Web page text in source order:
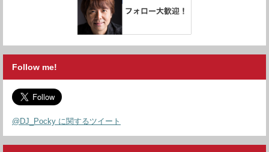
Follow me!
@DJ_Pocky に関するツイート